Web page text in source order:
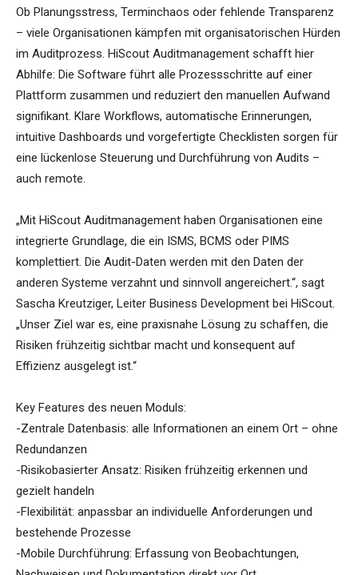
Ob Planungsstress, Terminchaos oder fehlende Transparenz
– viele Organisationen kämpfen mit organisatorischen Hürden
im Auditprozess. HiScout Auditmanagement schafft hier
Abhilfe: Die Software führt alle Prozessschritte auf einer
Plattform zusammen und reduziert den manuellen Aufwand
signifikant. Klare Workflows, automatische Erinnerungen,
intuitive Dashboards und vorgefertigte Checklisten sorgen für
eine lückenlose Steuerung und Durchführung von Audits –
auch remote.
„Mit HiScout Auditmanagement haben Organisationen eine
integrierte Grundlage, die ein ISMS, BCMS oder PIMS
komplettiert. Die Audit-Daten werden mit den Daten der
anderen Systeme verzahnt und sinnvoll angereichert.“, sagt
Sascha Kreutziger, Leiter Business Development bei HiScout.
„Unser Ziel war es, eine praxisnahe Lösung zu schaffen, die
Risiken frühzeitig sichtbar macht und konsequent auf
Effizienz ausgelegt ist.“
Key Features des neuen Moduls:
-Zentrale Datenbasis: alle Informationen an einem Ort – ohne
Redundanzen
-Risikobasierter Ansatz: Risiken frühzeitig erkennen und
gezielt handeln
-Flexibilität: anpassbar an individuelle Anforderungen und
bestehende Prozesse
-Mobile Durchführung: Erfassung von Beobachtungen,